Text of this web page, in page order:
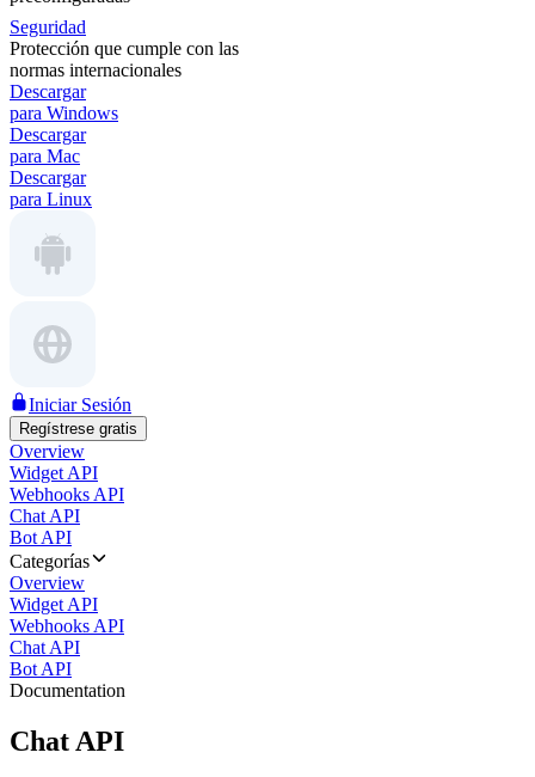
Seguridad
Protección que cumple con las
normas internacionales
Descargar
para Windows
Descargar
para Mac
Descargar
para Linux
Iniciar Sesión
Regístrese gratis
Overview
Widget API
Webhooks API
Chat API
Bot API
Categorías
Overview
Widget API
Webhooks API
Chat API
Bot API
Documentation
Chat API